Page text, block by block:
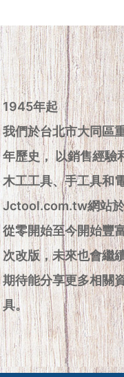
1945年起
我們於台北市大同區
年歷史， 以銷售經驗
木工工具、手工具和
Jctool.com.tw網站
從零開始至今開始豐
次改版，未來也會繼
期待能分享更多相關
具。